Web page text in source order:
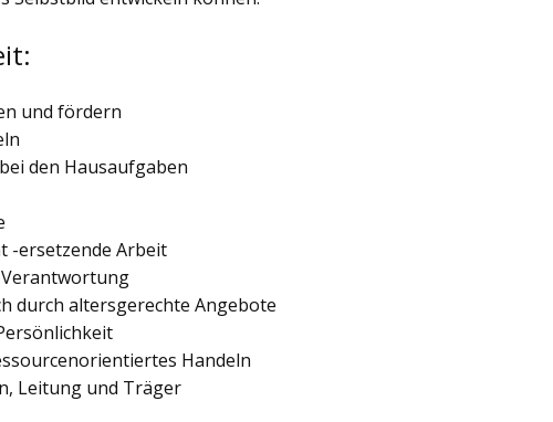
und fördern
den Hausaufgaben
-ersetzende Arbeit
durch altersgerechte Angebote
Handeln
Leitung und Träger